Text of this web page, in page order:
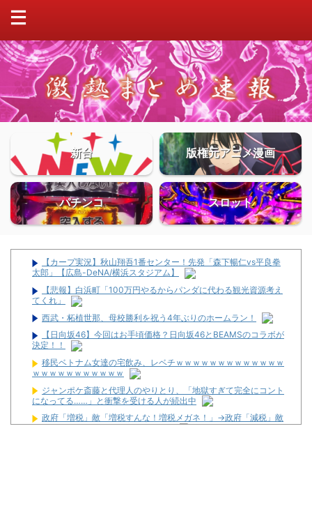
新台 版権元アニメ漫画
パチンコ スロット
【カープ実況】秋山翔吾1番センター！先発「森下暢仁vs平良拳
太郎」【広島-DeNA/横浜スタジアム】
【悲報】白浜町「100万円やるからパンダに代わる観光資源考え
てくれ」
西武・柘植世那、母校勝利を祝う4年ぶりのホームラン！
【日向坂46】今回はお手頃価格？日向坂46とBEAMSのコラボが
決定！！
移民ベトナム女達の宅飲み、レベチｗｗｗｗｗｗｗｗｗｗｗｗｗ
ｗｗｗｗｗｗｗｗｗｗｗ
ジャンポケ斎藤と代理人のやりとり、「地獄すぎて完全にコント
になってる……」と衝撃を受ける人が続出中
政府「増税」敵「増税すんな！増税メガネ！」→政府「減税」敵
「減税すんな！社会保障どうなる！」